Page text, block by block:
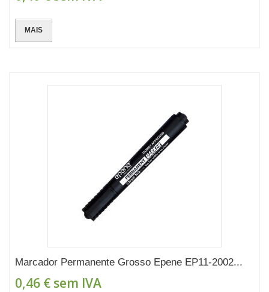
MAIS
Marcador Permanente Grosso Epene EP11-2002...
0,46 € sem IVA